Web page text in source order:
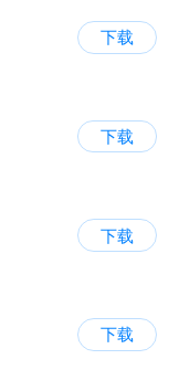
下载
下载
下载
下载